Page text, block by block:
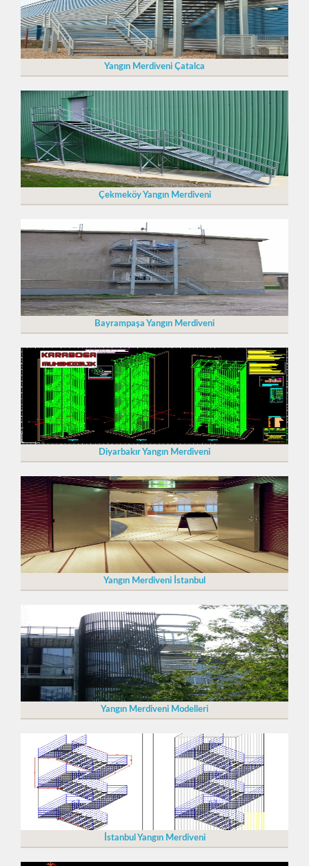
Yangın Merdiveni Çatalca
Çekmeköy Yangın Merdiveni
Bayrampaşa Yangın Merdiveni
Diyarbakır Yangın Merdiveni
Yangın Merdiveni İstanbul
Yangın Merdiveni Modelleri
İstanbul Yangın Merdiveni